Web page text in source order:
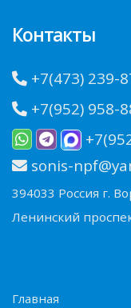
Контакты
+7(473) 239-
+7(952) 958-
sonis-
394033 Россия г.
Ленинский
Главная